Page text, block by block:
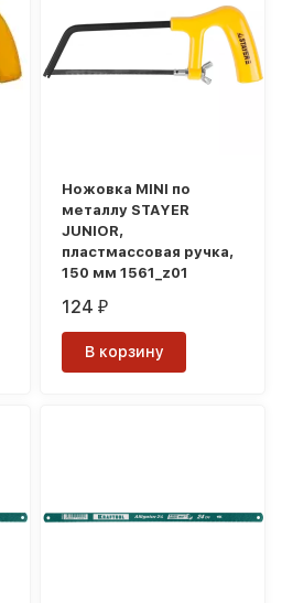
Ножовка MINI по
металлу STAYER
JUNIOR,
пластмассовая ручка,
150 мм 1561_z01
124₽
В корзину